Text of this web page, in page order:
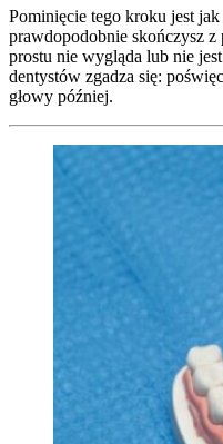
Pominięcie tego kroku jest
prawdopodobnie skończysz z
prostu nie wygląda lub nie
dentystów zgadza się:
głowy później.